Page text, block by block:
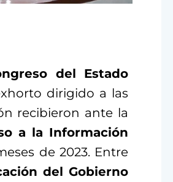
del Estado
dirigido a las
recibieron ante la
a la Información
de 2023. Entre
del Gobierno